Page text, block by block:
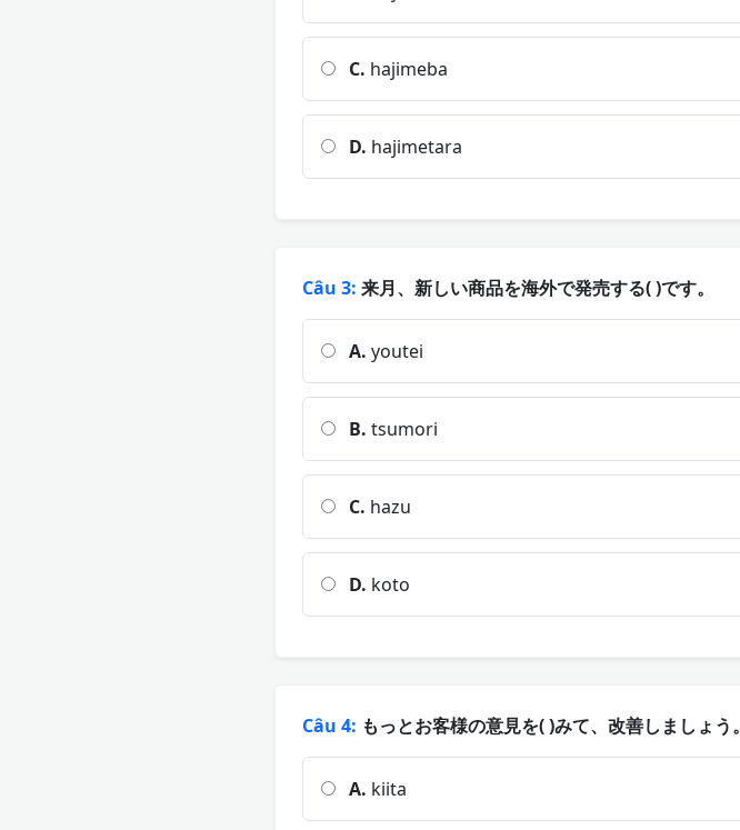
C. hajimeba
D. hajimetara
Câu 3: 来月、新しい商品を海外で発売する( )です。
A. youtei
B. tsumori
C. hazu
D. koto
Câu 4: もっとお客様の意見を( )みて、改善しましょう。
A. kiita